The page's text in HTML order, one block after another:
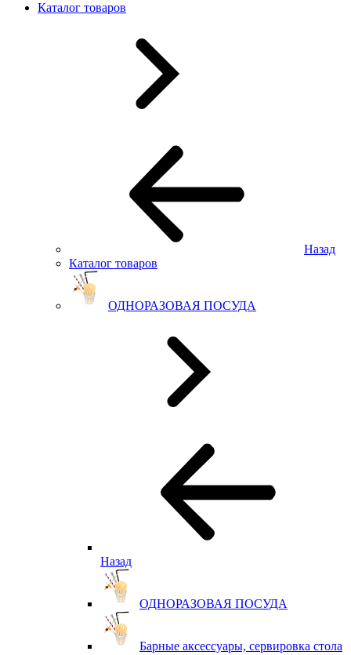
Каталог товаров
Назад
Каталог товаров
ОДНОРАЗОВАЯ ПОСУДА
Назад
ОДНОРАЗОВАЯ ПОСУДА
Барные аксессуары, сервировка стола